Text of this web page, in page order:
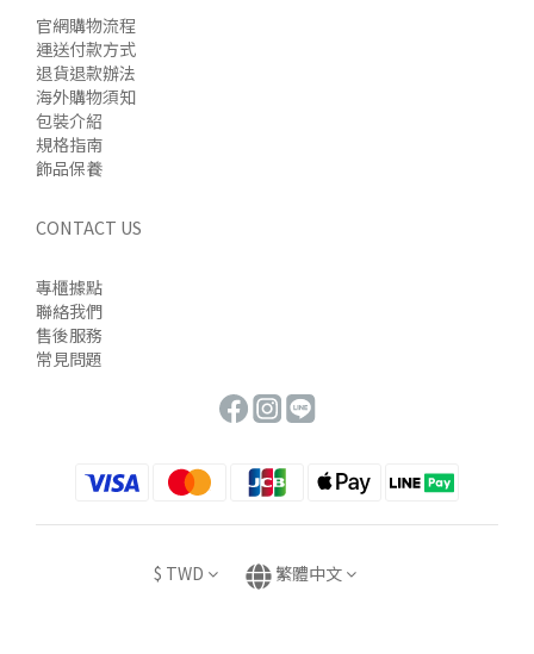
官網購物流程
運送付款方式
退貨退款辦法
海外購物須知
包裝介紹
規格指南
飾品保養
CONTACT US
專櫃據點
聯絡我們
售後服務
常見問題
$ TWD 繁體中文